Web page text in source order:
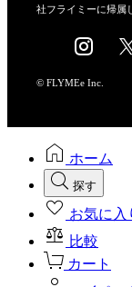
採用情報
社フライミーに帰属
© FLYMEe Inc.
ホーム
探す
お気に入
比較
カート